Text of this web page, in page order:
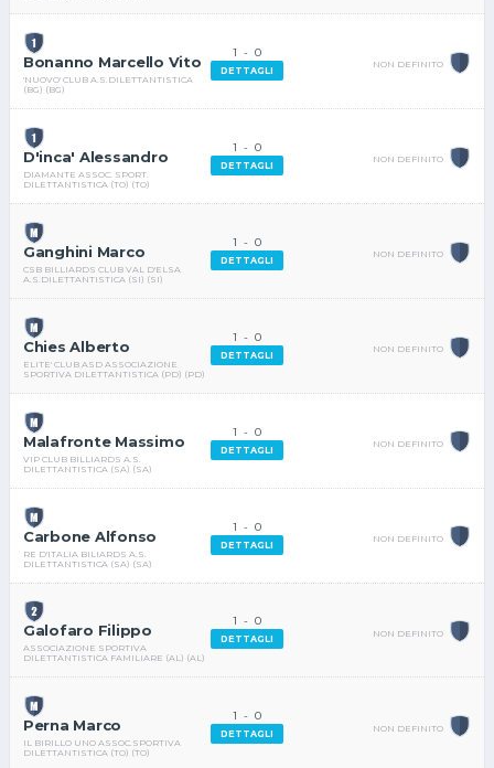
Bonanno Marcello Vito
'NUOVO' CLUB A.S.DILETTANTISTICA
(BG) (BG)
1 - 0
DETTAGLI
NON DEFINITO
D'inca' Alessandro
DIAMANTE ASSOC. SPORT.
DILETTANTISTICA (TO) (TO)
1 - 0
DETTAGLI
NON DEFINITO
Ganghini Marco
CSB BILLIARDS CLUB VAL D'ELSA
A.S.DILETTANTISTICA (SI) (SI)
1 - 0
DETTAGLI
NON DEFINITO
Chies Alberto
ELITE' CLUB ASD ASSOCIAZIONE
SPORTIVA DILETTANTISTICA (PD) (PD)
1 - 0
DETTAGLI
NON DEFINITO
Malafronte Massimo
VIP CLUB BILLIARDS A.S.
DILETTANTISTICA (SA) (SA)
1 - 0
DETTAGLI
NON DEFINITO
Carbone Alfonso
RE D'ITALIA BILIARDS A.S.
DILETTANTISTICA (SA) (SA)
1 - 0
DETTAGLI
NON DEFINITO
Galofaro Filippo
ASSOCIAZIONE SPORTIVA
DILETTANTISTICA FAMILIARE (AL) (AL)
1 - 0
DETTAGLI
NON DEFINITO
Perna Marco
IL BIRILLO UNO ASSOC.SPORTIVA
DILETTANTISTICA (TO) (TO)
1 - 0
DETTAGLI
NON DEFINITO